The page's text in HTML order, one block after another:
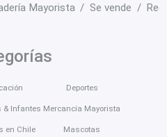
Mayorista Se vende
& Infantes
en Chile
Deportes
Mercancía Mayorista
Mascotas